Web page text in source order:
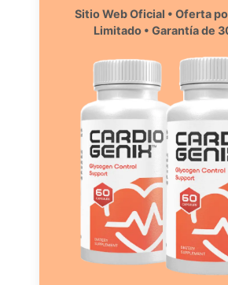
Sitio Web Oficial • Oferta
Limitado • Garantía de